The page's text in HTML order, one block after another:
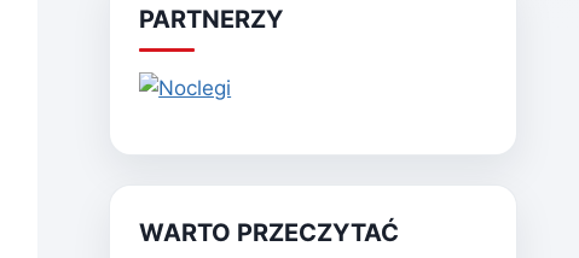
PARTNERZY
WARTO PRZECZYTAĆ